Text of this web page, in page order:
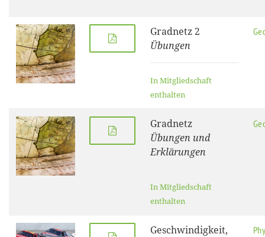
Gradnetz 2
Übungen
In Mitgliedschaft
enthalten
Gradnetz
Übungen und
Erklärungen
In Mitgliedschaft
enthalten
Geschwindigkeit,